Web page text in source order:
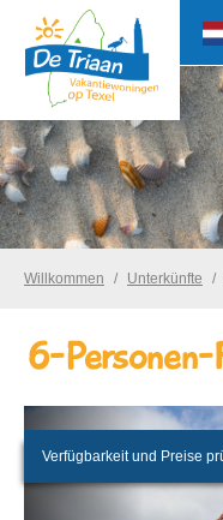
Willkommen Unterkünfte
6-Personen-
Verfügbarkeit und Preise